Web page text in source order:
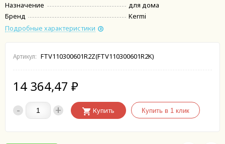
Назначение
для дома
Бренд
Kermi
Подробные характеристики
Артикул: FTV110300601R2Z(FTV110300601R2K)
14 364,47 ₽
- + Купить